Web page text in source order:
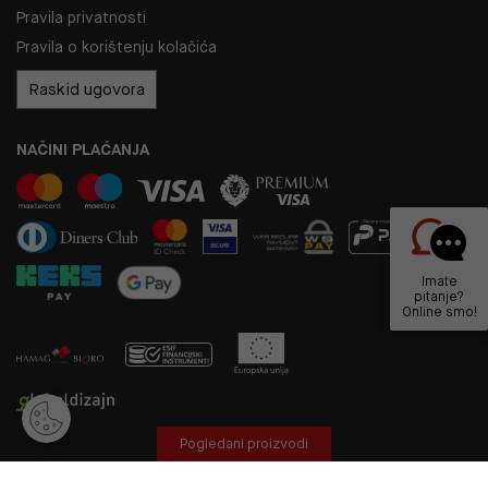
Pravila privatnosti
Pravila o korištenju kolačića
Raskid ugovora
NAČINI PLAĆANJA
Pogledani proizvodi
Imate
pitanje?
Online smo!